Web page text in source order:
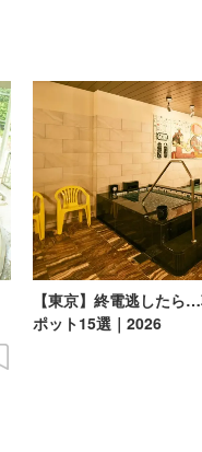
【東京】終電逃したら
ポット15選｜2026